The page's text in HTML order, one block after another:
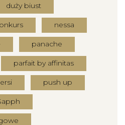
duży biust
nessa
panache
parfait by affinitas
push up